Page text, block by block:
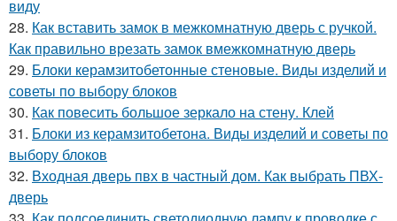
виду
28. Как вставить замок в межкомнатную дверь с ручкой.
Как правильно врезать замок вмежкомнатную дверь
29. Блоки керамзитобетонные стеновые. Виды изделий и
советы по выбору блоков
30. Как повесить большое зеркало на стену. Клей
31. Блоки из керамзитобетона. Виды изделий и советы по
выбору блоков
32. Входная дверь пвх в частный дом. Как выбрать ПВХ-
дверь